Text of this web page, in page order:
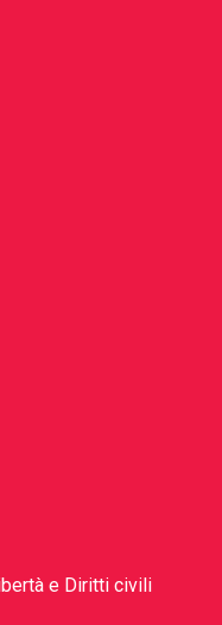
e Diritti civili